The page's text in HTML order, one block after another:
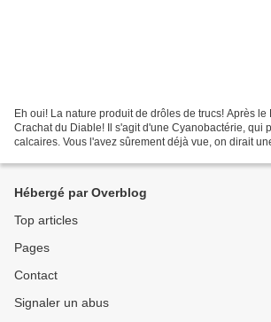
Eh oui! La nature produit de drôles de trucs! Après le
Crachat du Diable! Il s'agit d'une Cyanobactérie, qui
calcaires. Vous l'avez sûrement déjà vue, on dirait
Hébergé par Overblog
Top articles
Pages
Contact
Signaler un abus